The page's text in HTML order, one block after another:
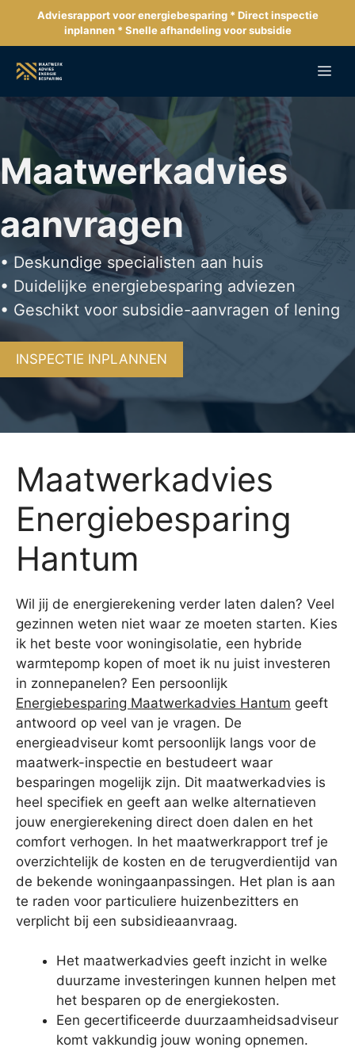
de
inhoud
Adviesrapport voor energiebesparing * Direct inspectie
inplannen * Snelle afhandeling voor subsidie
Maatwerkadvies
aanvragen
• Deskundige specialisten aan huis
• Duidelijke energiebesparing adviezen
• Geschikt voor subsidie-aanvragen of lening
INSPECTIE INPLANNEN
Maatwerkadvies
Energiebesparing
Hantum
Wil jij de energierekening verder laten dalen? Veel
gezinnen weten niet waar ze moeten starten. Kies
ik het beste voor woningisolatie, een hybride
warmtepomp kopen of moet ik nu juist investeren
in zonnepanelen? Een persoonlijk
Energiebesparing Maatwerkadvies Hantum geeft
antwoord op veel van je vragen. De
energieadviseur komt persoonlijk langs voor de
maatwerk-inspectie en bestudeert waar
besparingen mogelijk zijn. Dit maatwerkadvies is
heel specifiek en geeft aan welke alternatieven
jouw energierekening direct doen dalen en het
comfort verhogen. In het maatwerkrapport tref je
overzichtelijk de kosten en de terugverdientijd van
de bekende woningaanpassingen. Het plan is aan
te raden voor particuliere huizenbezitters en
verplicht bij een subsidieaanvraag.
Het maatwerkadvies geeft inzicht in welke
duurzame investeringen kunnen helpen met
het besparen op de energiekosten.
Een gecertificeerde duurzaamheidsadviseur
komt vakkundig jouw woning opnemen.